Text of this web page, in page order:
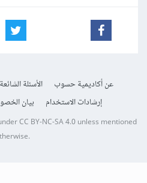
عن أكاديمية حسوب الأسئلة الشائعة
إرشادات الاستخدام
بيان
CC BY-NC-SA 4.0unless mentioned